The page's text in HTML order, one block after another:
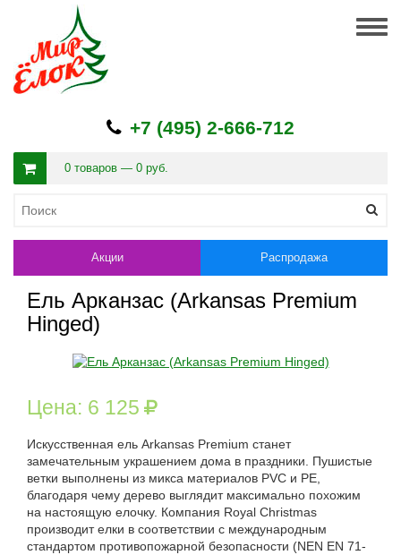
+7 (495) 2-666-712
0 товаров — 0 руб.
Акции Распродажа
Ель Арканзас (Arkansas Premium
Hinged)
Цена: 6 125
Искусственная ель Arkansas Premium станет
замечательным украшением дома в праздники. Пушистые
ветки выполнены из микса материалов PVC и PE,
благодаря чему дерево выглядит максимально похожим
на настоящую елочку. Компания Royal Christmas
производит елки в соответствии с международным
стандартом противопожарной безопасности (NEN EN 71-